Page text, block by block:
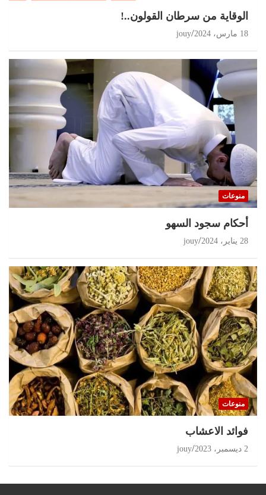
الوقاية من سرطان القولون..!
18 مارس، 2024 jouy
منوعات
أحكام سجود السهو
28 يناير، 2024 jouy
منوعات
‏فوائد الاعشاب
2 ديسمبر، 2023 jouy